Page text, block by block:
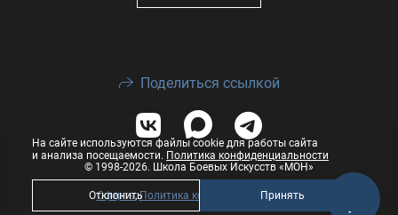
Поделиться ссылкой
© 1998-2026. Школа Боевых Искусств «МОН»
Оферта,Политика конфиденциальности
На сайте используются файлы cookie для работы сайта
и анализа посещаемости. Политика конфиденциальности
Отклонить Принять